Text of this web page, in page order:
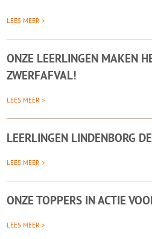
LEES MEER >
ONZE LEERLINGEN MAKEN
ZWERFAFVAL!
LEES MEER >
LEERLINGEN LINDENBORG
LEES MEER >
ONZE TOPPERS IN ACTIE
LEES MEER >